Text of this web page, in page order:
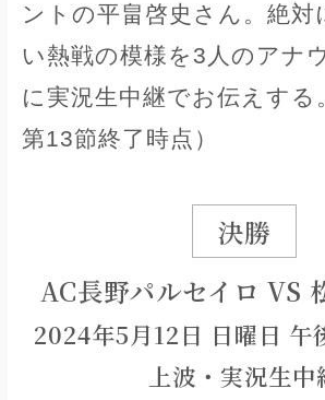
ントの平畠啓史さん。絶対
い熱戦の模様を3人のアナ
に実況生中継でお伝えする
第13節終了時点）
決勝
AC長野パルセイロ VS
2024年5月12日 日曜日 午
上波・実況生中